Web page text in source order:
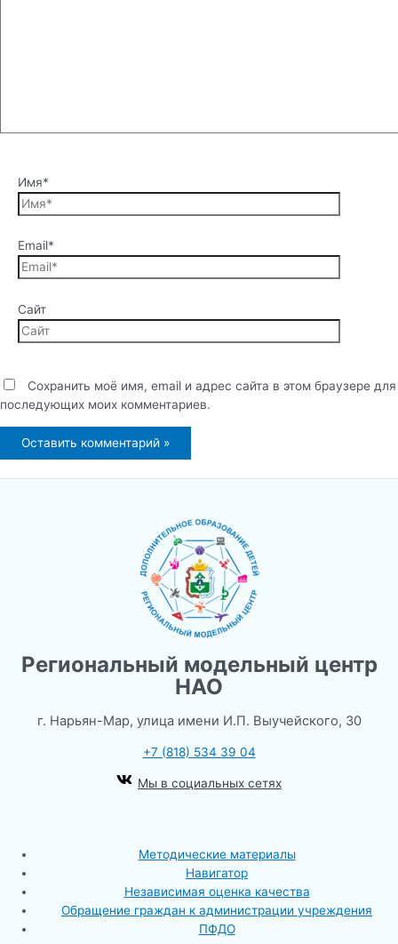
Имя*
Email*
Сайт
Сохранить моё имя, email и адрес сайта в этом браузере для
последующих моих комментариев.
Региональный модельный центр
НАО
г. Нарьян-Мар, улица имени И.П. Выучейского, 30
+7 (818) 534 39 04
Мы в социальных сетях
Методические материалы
Навигатор
Независимая оценка качества
Обращение граждан к администрации учреждения
ПФДО